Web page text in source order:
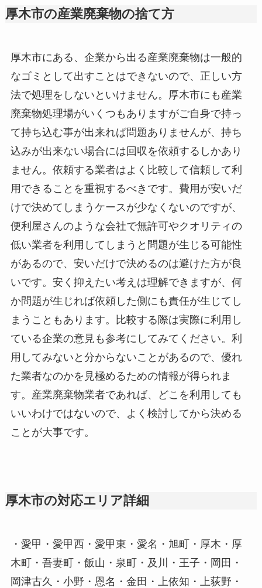
厚木市の産業廃棄物の捨て方
厚木市にある、企業から出る産業廃棄物は一般的
なゴミとして出すことはできないので、正しい方
法で処理をしないといけません。厚木市にも産業
廃棄物処理場がいくつもありますがご自身で持っ
て持ち込む事が出来れば問題ありませんが、持ち
込みが出来ない場合には回収を依頼するしかあり
ません。依頼する業者はよく比較して信頼して利
用できることを重視するべきです。費用が安いだ
けで決めてしまうケースが少なくないのですが、
便利屋さんのような会社で無許可やクオリティの
低い業者を利用してしまうと問題が生じる可能性
があるので、安いだけで決めるのは避けた方が良
いです。安く抑えたい考えは理解できますが、何
か問題が生じれば依頼した側にも責任が生じてし
まうこともあります。比較する際は実際に利用し
ている企業の意見も参考にしてみてください。利
用してみないと分からないことがあるので、優れ
た業者なのかを見極めるための情報が得られま
す。産業廃棄物業者であれば、どこを利用しても
いいわけではないので、よく検討してから決める
ことが大事です。
厚木市の対応エリア詳細
・愛甲・愛甲西・愛甲東・愛名・旭町・厚木・厚
木町・吾妻町・飯山・泉町・及川・王子・岡田・
岡津古久・小野・恩名・金田・上依知・上荻野・